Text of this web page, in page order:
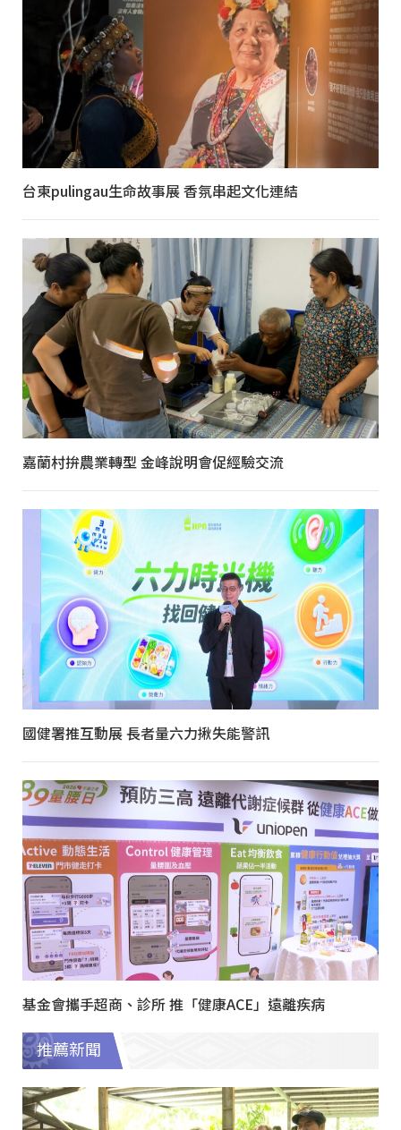
台東pulingau生命故事展 香氛串起文化連結
嘉蘭村拚農業轉型 金峰說明會促經驗交流
國健署推互動展 長者量六力揪失能警訊
基金會攜手超商、診所 推「健康ACE」遠離疾病
推薦新聞